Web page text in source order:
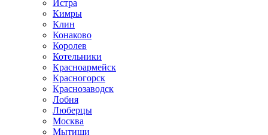
Истра
Кимры
Клин
Конаково
Королев
Котельники
Красноармейск
Красногорск
Краснозаводск
Лобня
Люберцы
Москва
Мытищи